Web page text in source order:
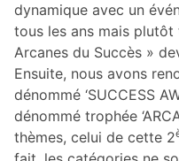
dynamique avec un
tous les ans mais plutôt
Arcanes du Succès »
Ensuite, nous avons
dénommé ‘SUCCESS
dénommé trophée
thèmes, celui de cette 2